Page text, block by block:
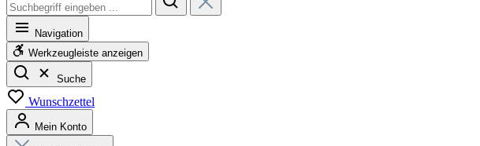
Navigation
Werkzeugleiste anzeigen
Suche
Wunschzettel
Mein Konto